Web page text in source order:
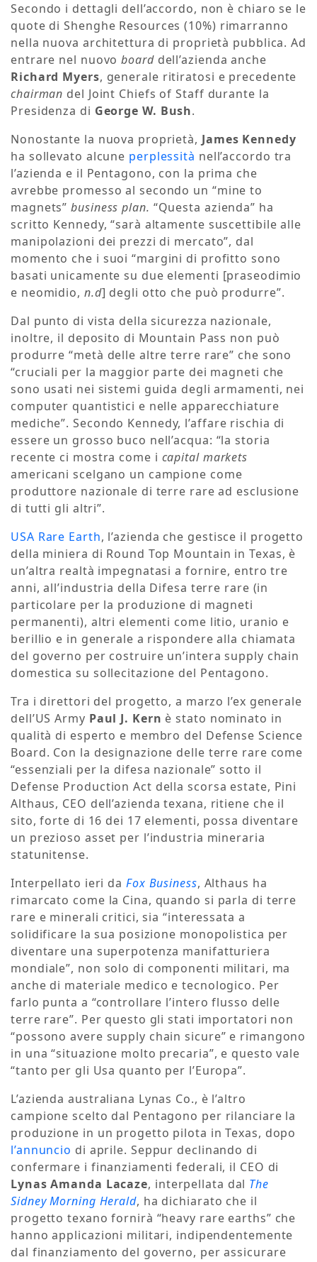
Secondo i dettagli dell’accordo, non è chiaro se le
quote di Shenghe Resources (10%) rimarranno
nella nuova architettura di proprietà pubblica. Ad
entrare nel nuovoboarddell’azienda anche
Richard Myers, generale ritiratosi e precedente
chairman del Joint Chiefs of Staff durante la
Presidenza di George W. Bush.
Nonostante la nuova proprietà, James Kennedy
ha sollevato alcune perplessità nell’accordo tra
l’azienda e il Pentagono, con la prima che
avrebbe promesso al secondo un “mine to
magnets”business plan. “Questa azienda” ha
scritto Kennedy, “sarà altamente suscettibile alle
manipolazioni dei prezzi di mercato”, dal
momento che i suoi “margini di profitto sono
basati unicamente su due elementi [praseodimio
e neomidio, n.d] degli otto che può produrre”.
Dal punto di vista della sicurezza nazionale,
inoltre, il deposito di Mountain Pass non può
produrre “metà delle altre terre rare” che sono
“cruciali per la maggior parte dei magneti che
sono usati nei sistemi guida degli armamenti, nei
computer quantistici e nelle apparecchiature
mediche”. Secondo Kennedy, l’affare rischia di
essere un grosso buco nell’acqua: “la storia
recente ci mostra come i capital markets
americani scelgano un campione come
produttore nazionale di terre rare ad esclusione
di tutti gli altri”.
USA Rare Earth, l’azienda che gestisce il progetto
della miniera di Round Top Mountain in Texas, è
un’altra realtà impegnatasi a fornire, entro tre
anni, all’industria della Difesa terre rare (in
particolare per la produzione di magneti
permanenti), altri elementi come litio, uranio e
berillio e in generale a rispondere alla chiamata
del governo per costruire un’intera supply chain
domestica su sollecitazione del Pentagono.
Tra i direttori del progetto, a marzo l’ex generale
dell’US Army Paul J. Kern è stato nominato in
qualità di esperto e membro del Defense Science
Board. Con la designazione delle terre rare come
“essenziali per la difesa nazionale” sotto il
Defense Production Act della scorsa estate, Pini
Althaus, CEO dell’azienda texana, ritiene che il
sito, forte di 16 dei 17 elementi, possa diventare
un prezioso asset per l’industria mineraria
statunitense.
Interpellato ieri da Fox Business, Althaus ha
rimarcato come la Cina, quando si parla di terre
rare e minerali critici, sia “interessata a
solidificare la sua posizione monopolistica per
diventare una superpotenza manifatturiera
mondiale”, non solo di componenti militari, ma
anche di materiale medico e tecnologico. Per
farlo punta a “controllare l’intero flusso delle
terre rare”. Per questo gli stati importatori non
“possono avere supply chain sicure” e rimangono
in una “situazione molto precaria”, e questo vale
“tanto per gli Usa quanto per l’Europa”.
L’azienda australiana Lynas Co., è l’altro
campione scelto dal Pentagono per rilanciare la
produzione in un progetto pilota in Texas, dopo
l’annuncio di aprile. Seppur declinando di
confermare i finanziamenti federali, il CEO di
Lynas Amanda Lacaze, interpellata dal The
Sidney Morning Herald, ha dichiarato che il
progetto texano fornirà “heavy rare earths” che
hanno applicazioni militari, indipendentemente
dal finanziamento del governo, per assicurare